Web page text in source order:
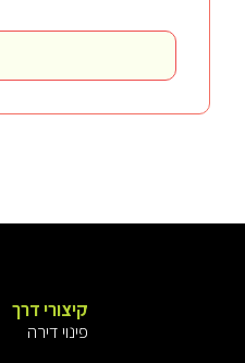
קיצורי דרך
פינוי דירה